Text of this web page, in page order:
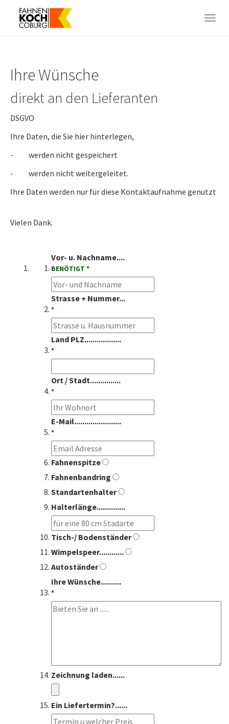
Ihre Wünsche
direkt an den Lieferanten
DSGVO
Ihre Daten, die Sie hier hinterlegen,
- werden nicht gespeichert
- werden nicht weitergeleitet.
Ihre Daten werden nur für diese Kontaktaufnahme genutzt
Vielen Dank.
Vor- u. Nachname....
BENÖTIGT *
Strasse + Nummer...
*
Land PLZ..................
*
Ort / Stadt...............
*
E-Mail.......................
*
Fahnenspitze
Fahnenbandring
Standartenhalter
Halterlänge..............
Tisch-/ Bodenständer
Wimpelspeer............
Autoständer
Ihre Wünsche..........
*
Zeichnung laden......
Ein Liefertermin?......